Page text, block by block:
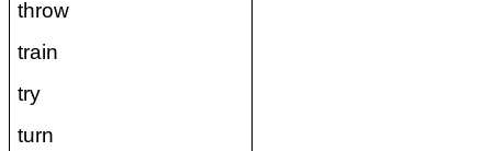
throw
train
try
turn